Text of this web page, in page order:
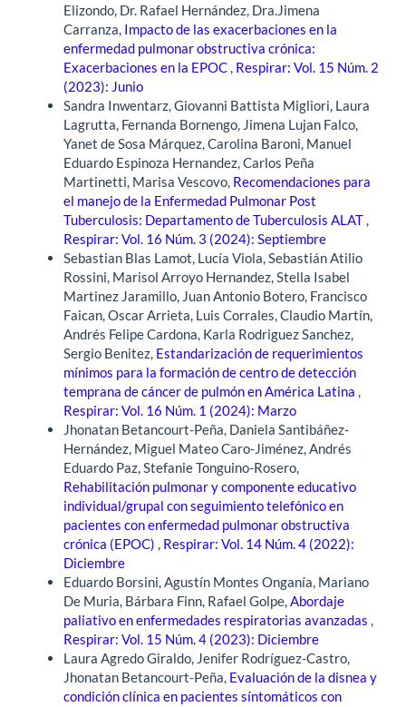
Elizondo, Dr. Rafael Hernández, Dra.Jimena
Carranza, Impacto de las exacerbaciones en la
enfermedad pulmonar obstructiva crónica:
Exacerbaciones en la EPOC, Respirar: Vol. 15 Núm. 2
(2023): Junio
Sandra Inwentarz, Giovanni Battista Migliori, Laura
Lagrutta, Fernanda Bornengo, Jimena Lujan Falco,
Yanet de Sosa Márquez, Carolina Baroni, Manuel
Eduardo Espinoza Hernandez, Carlos Peña
Martinetti, Marisa Vescovo, Recomendaciones para
el manejo de la Enfermedad Pulmonar Post
Tuberculosis: Departamento de Tuberculosis ALAT,
Respirar: Vol. 16 Núm. 3 (2024): Septiembre
Sebastian Blas Lamot, Lucía Viola, Sebastián Atilio
Rossini, Marisol Arroyo Hernandez, Stella Isabel
Martinez Jaramillo, Juan Antonio Botero, Francisco
Faican, Oscar Arrieta, Luis Corrales, Claudio Martín,
Andrés Felipe Cardona, Karla Rodriguez Sanchez,
Sergio Benitez, Estandarización de requerimientos
mínimos para la formación de centro de detección
temprana de cáncer de pulmón en América Latina ,
Respirar: Vol. 16 Núm. 1 (2024): Marzo
Jhonatan Betancourt-Peña, Daniela Santibáñez-
Hernández, Miguel Mateo Caro-Jiménez, Andrés
Eduardo Paz, Stefanie Tonguino-Rosero,
Rehabilitación pulmonar y componente educativo
individual/grupal con seguimiento telefónico en
pacientes con enfermedad pulmonar obstructiva
crónica (EPOC) , Respirar: Vol. 14 Núm. 4 (2022):
Diciembre
Eduardo Borsini, Agustín Montes Onganía, Mariano
De Muria, Bárbara Finn, Rafael Golpe,Abordaje
paliativo en enfermedades respiratorias avanzadas ,
Respirar: Vol. 15 Núm. 4 (2023): Diciembre
Laura Agredo Giraldo, Jenifer Rodríguez-Castro,
Jhonatan Betancourt-Peña, Evaluación de la disnea y
condición clínica en pacientes síntomáticos con